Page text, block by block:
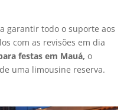
garantir todo o suporte aos
com as revisões em dia
festas em Mauá,o
uma limousine reserva.